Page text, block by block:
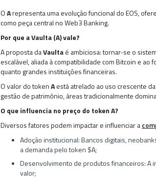
OArepresenta uma evolução funcional do EOS,
como peça central no Web3 Banking.
Por que a Vaulta (A) vale?
A proposta daVaultaé ambiciosa: tornar-se o
escalável, aliada à compatibilidade com Bitcoin e
quanto grandes instituições financeiras.
O valor do tokenAestá atrelado ao uso crescente
gestão de patrimônio, áreas tradicionalmente
O que influencia no preço do token A?
Diversos fatores podem impactar e influenciar a
Adoção institucional: Bancos digitais,
a demanda pelo token $A;
Desenvolvimento de produtos financeiros: A
valor;